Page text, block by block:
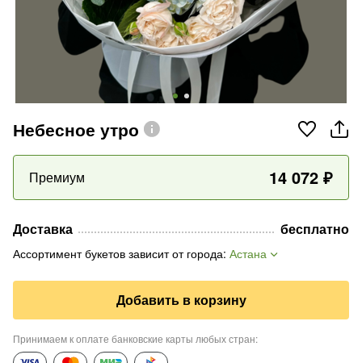
Небесное утро
Премиум 14 072 ₽
Доставка бесплатно
Ассортимент букетов зависит от города: Астана
Добавить в корзину
Принимаем к оплате банковские карты любых стран: